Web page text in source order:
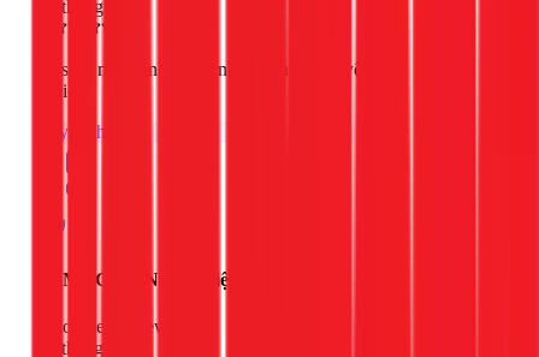
3 tháng trước
Vệ sinh máy lạnh okay, nhiệt tình và chuyên
nghiệp
Máy lạnh
N9 Ma Công Ngọc Thiệp
Google Review
4 tháng trước